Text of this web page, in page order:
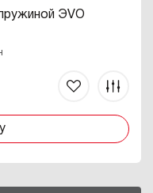
ЭVO